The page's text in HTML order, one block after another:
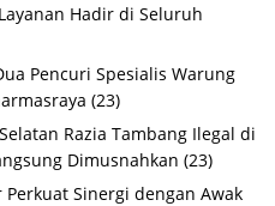
Hadir di Seluruh
Pencuri Spesialis Warung
(23)
Razia Tambang Ilegal di
Dimusnahkan (23)
Sinergi dengan Awak